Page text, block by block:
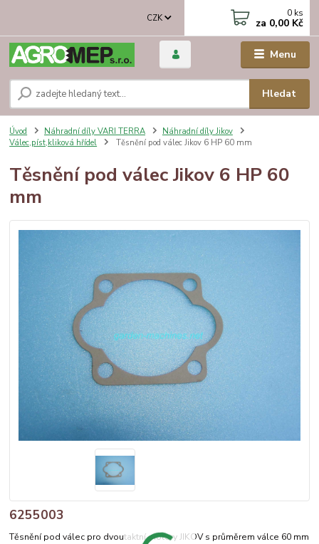
Menu
CZK
Hledat
0 ks
za 0,00 Kč
Úvod Náhradní díly VARI TERRA
Náhradní díly Jikov
Válec,píst,kliková hřídel
Těsnění pod válec Jikov 6 HP 60 mm
Těsnění pod válec Jikov 6 HP 60
mm
6255003
Těsnění pod válec pro dvoutaktní motory JIKOV s průměrem válce 60 mm